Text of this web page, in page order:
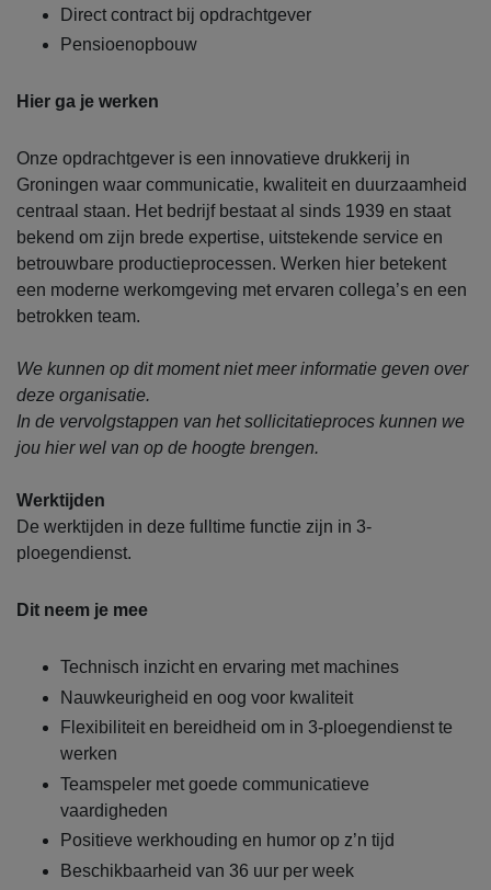
Direct contract bij opdrachtgever
Pensioenopbouw
Hier ga je werken
Onze opdrachtgever is een innovatieve drukkerij in
Groningen waar communicatie, kwaliteit en duurzaamheid
centraal staan. Het bedrijf bestaat al sinds 1939 en staat
bekend om zijn brede expertise, uitstekende service en
betrouwbare productieprocessen. Werken hier betekent
een moderne werkomgeving met ervaren collega’s en een
betrokken team.
We kunnen op dit moment niet meer informatie geven over
deze organisatie.
In de vervolgstappen van het sollicitatieproces kunnen we
jou hier wel van op de hoogte brengen.
Werktijden
De werktijden in deze fulltime functie zijn in 3-
ploegendienst.
Dit neem je mee
Technisch inzicht en ervaring met machines
Nauwkeurigheid en oog voor kwaliteit
Flexibiliteit en bereidheid om in 3-ploegendienst te
werken
Teamspeler met goede communicatieve
vaardigheden
Positieve werkhouding en humor op z’n tijd
Beschikbaarheid van 36 uur per week